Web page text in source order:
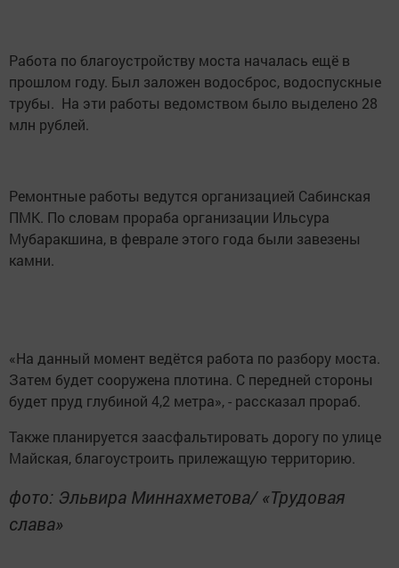
Работа по благоустройству моста началась ещё в
прошлом году. Был заложен водосброс, водоспускные
трубы. На эти работы ведомством было выделено 28
млн рублей.
Ремонтные работы ведутся организацией Сабинская
ПМК. По словам прораба организации Ильсура
Мубаракшина, в феврале этого года были завезены
камни.
«На данный момент ведётся работа по разбору моста.
Затем будет сооружена плотина. С передней стороны
будет пруд глубиной 4,2 метра», - рассказал прораб.
Также планируется заасфальтировать дорогу по улице
Майская, благоустроить прилежащую территорию.
фото: Эльвира Миннахметова/ «Трудовая
слава»